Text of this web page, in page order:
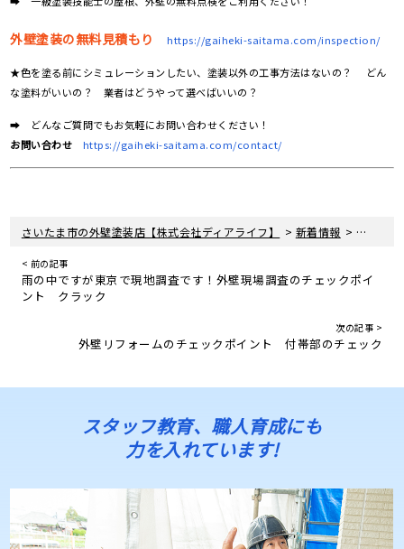
外壁塗装の無料見積もり https://gaiheki-saitama.com/inspection/
★色を塗る前にシミュレーションしたい、塗装以外の工事方法はないの？ どん
な塗料がいいの？ 業者はどうやって選べばいいの？
➡ どんなご質問でもお気軽にお問い合わせください！
お問い合わせ
https://gaiheki-saitama.com/contact/
さいたま市の外壁塗装店【株式会社ディアライフ】 > 新着情報 > 桶川市
< 前の記事
雨の中ですが東京で現地調査です！外壁現場調査のチェックポイ
ント クラック
次の記事 >
外壁リフォームのチェックポイント 付帯部のチェック
スタッフ教育、職人育成にも
力を入れています!